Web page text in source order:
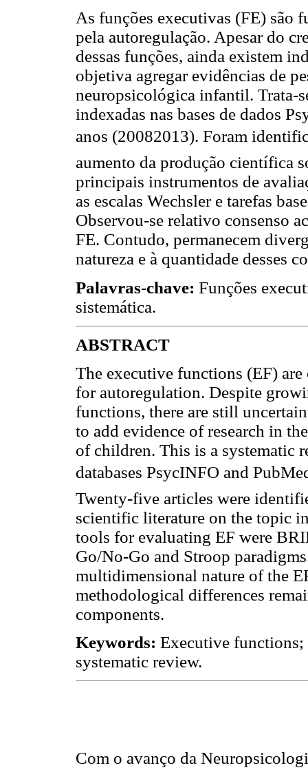
As funções executivas (FE) são
pela autoregulação. Apesar do
dessas funções, ainda existem
objetiva agregar evidências de
neuropsicológica infantil. Trata-
indexadas nas bases de dados
anos (20082013). Foram
aumento da produção científica
principais instrumentos de
as escalas Wechsler e tarefas
Observou-se relativo consenso
FE. Contudo, permanecem
natureza e à quantidade desses
Palavras-chave: Funções
sistemática.
ABSTRACT
The executive functions (EF)
for autoregulation. Despite
functions, there are still
to add evidence of research in
of children. This is a systematic
databases PsycINFO and
Twenty-five articles were
scientific literature on the topic
tools for evaluating EF were
Go/No-Go and Stroop
multidimensional nature of the
methodological differences
components.
Keywords: Executive functions;
systematic review.
Com o avanço da